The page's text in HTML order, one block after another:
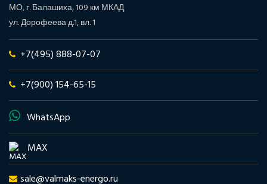
МО, г. Балашиха, 109 км МКАД
ул. Дорофеева д.1, вл. 1
+7(495) 888-07-07
+7(900) 154-65-15
WhatsApp
MAX
sale@valmaks-energo.ru